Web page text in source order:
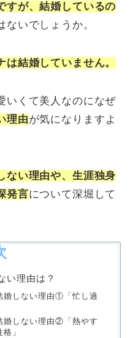
すが、結婚しているの
いでしょうか。
は結婚していません。
いくて美人なのになぜ
理由が気になりますよ
ない理由や、生涯独身
発言について深堀して
い理由は？
婚しない理由①「忙し過
婚しない理由②「熱やす
」